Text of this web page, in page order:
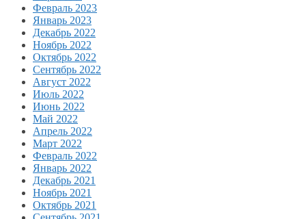
Февраль 2023
Январь 2023
Декабрь 2022
Ноябрь 2022
Октябрь 2022
Сентябрь 2022
Август 2022
Июль 2022
Июнь 2022
Май 2022
Апрель 2022
Март 2022
Февраль 2022
Январь 2022
Декабрь 2021
Ноябрь 2021
Октябрь 2021